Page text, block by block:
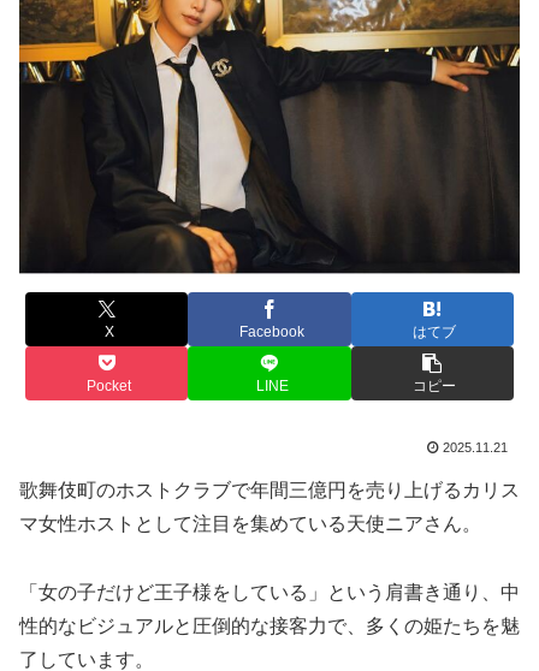
X Facebook はてブ
Pocket LINE コピー
2025.11.21
歌舞伎町のホストクラブで年間三億円を売り上げるカリス
マ女性ホストとして注目を集めている天使ニアさん。
「女の子だけど王子様をしている」という肩書き通り、中
性的なビジュアルと圧倒的な接客力で、多くの姫たちを魅
了しています。